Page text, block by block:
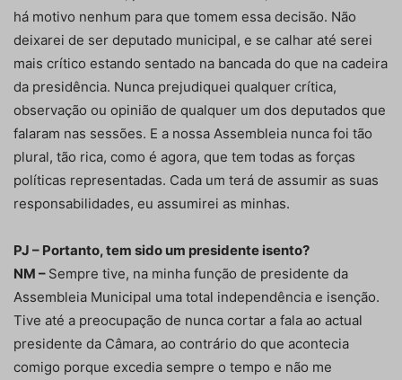
há motivo nenhum para que tomem essa decisão. Não
deixarei de ser deputado municipal, e se calhar até serei
mais crítico estando sentado na bancada do que na cadeira
da presidência. Nunca prejudiquei qualquer crítica,
observação ou opinião de qualquer um dos deputados que
falaram nas sessões. E a nossa Assembleia nunca foi tão
plural, tão rica, como é agora, que tem todas as forças
políticas representadas. Cada um terá de assumir as suas
responsabilidades, eu assumirei as minhas.
PJ – Portanto, tem sido um presidente isento?
NM – Sempre tive, na minha função de presidente da
Assembleia Municipal uma total independência e isenção.
Tive até a preocupação de nunca cortar a fala ao actual
presidente da Câmara, ao contrário do que acontecia
comigo porque excedia sempre o tempo e não me